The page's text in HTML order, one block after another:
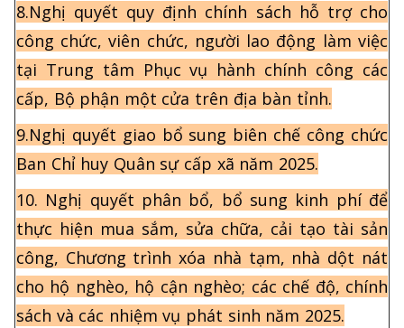
8.Nghị quyết quy định chính sách hỗ trợ cho
công chức, viên chức, người lao động làm việc
tại Trung tâm Phục vụ hành chính công các
cấp, Bộ phận một cửa trên địa bàn tỉnh.
9.Nghị quyết giao bổ sung biên chế công chức
Ban Chỉ huy Quân sự cấp xã năm 2025.
10. Nghị quyết phân bổ, bổ sung kinh phí để
thực hiện mua sắm, sửa chữa, cải tạo tài sản
công, Chương trình xóa nhà tạm, nhà dột nát
cho hộ nghèo, hộ cận nghèo; các chế độ, chính
sách và các nhiệm vụ phát sinh năm 2025.